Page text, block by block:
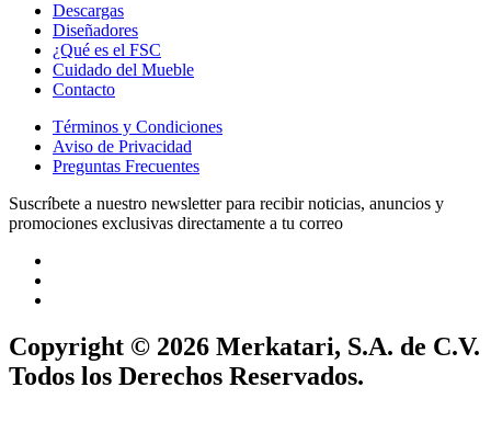
Descargas
Diseñadores
¿Qué es el FSC
Cuidado del Mueble
Contacto
Términos y Condiciones
Aviso de Privacidad
Preguntas Frecuentes
Suscríbete a nuestro newsletter para recibir noticias, anuncios y
promociones exclusivas directamente a tu correo
Copyright © 2026 Merkatari, S.A. de C.V.
Todos los Derechos Reservados.